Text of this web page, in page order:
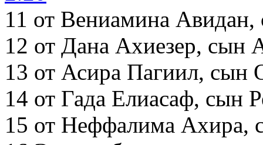
11 от Вениамина
12 от Дана Ахиезер,
13 от Асира Пагиил, сын
14 от Гада Елиасаф, сын
15 от Неффалима Ахира,